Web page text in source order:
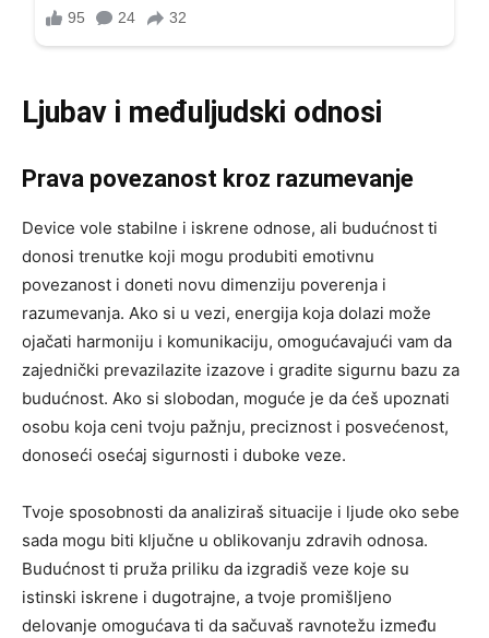
Ljubav i međuljudski odnosi
Prava povezanost kroz razumevanje
Device vole stabilne i iskrene odnose, ali budućnost ti
donosi trenutke koji mogu produbiti emotivnu
povezanost i doneti novu dimenziju poverenja i
razumevanja. Ako si u vezi, energija koja dolazi može
ojačati harmoniju i komunikaciju, omogućavajući vam da
zajednički prevazilazite izazove i gradite sigurnu bazu za
budućnost. Ako si slobodan, moguće je da ćeš upoznati
osobu koja ceni tvoju pažnju, preciznost i posvećenost,
donoseći osećaj sigurnosti i duboke veze.
Tvoje sposobnosti da analiziraš situacije i ljude oko sebe
sada mogu biti ključne u oblikovanju zdravih odnosa.
Budućnost ti pruža priliku da izgradiš veze koje su
istinski iskrene i dugotrajne, a tvoje promišljeno
delovanje omogućava ti da sačuvaš ravnotežu između